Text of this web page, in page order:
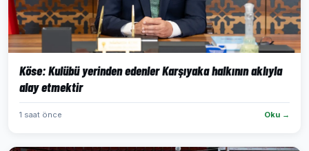
Köse: Kulübü yerinden edenler Karşıyaka halkının aklıyla
alay etmektir
1 saat önce Oku →